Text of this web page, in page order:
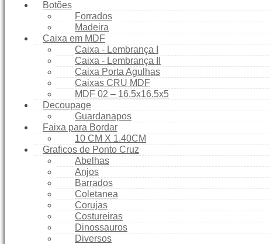
Como Comprar
Política de Frete Grátis
Simular Frete
Finalizar Compra
Botões
Forrados
Madeira
Caixa em MDF
Caixa - Lembrança I
Caixa - Lembrança II
Caixa Porta Agulhas
Caixas CRU MDF
MDF 02 – 16.5x16.5x5
Decoupage
Guardanapos
Faixa para Bordar
10 CM X 1.40CM
Graficos de Ponto Cruz
Abelhas
Anjos
Barrados
Coletanea
Corujas
Costureiras
Dinossauros
Diversos